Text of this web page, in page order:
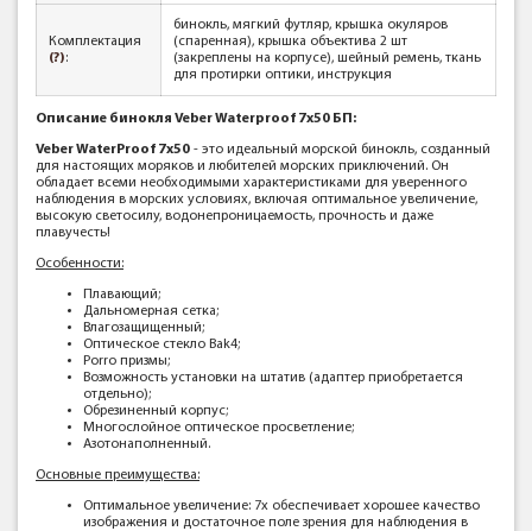
Комплектация
(?):
бинокль, мягкий футляр, крышка окуляров
(спаренная), крышка объектива 2 шт
(закреплены на корпусе), шейный ремень, ткань
для протирки оптики, инструкция
Описание бинокля Veber Waterproof 7x50 БП:
Veber WaterProof 7x50 - это идеальный морской бинокль, созданный
для настоящих моряков и любителей морских приключений. Он
обладает всеми необходимыми характеристиками для уверенного
наблюдения в морских условиях, включая оптимальное увеличение,
высокую светосилу, водонепроницаемость, прочность и даже
плавучесть!
Особенности:
Плавающий;
Дальномерная сетка;
Влагозащищенный;
Оптическое стекло Bak4;
Porro призмы;
Возможность установки на штатив (адаптер приобретается
отдельно);
Обрезиненный корпус;
Многослойное оптическое просветление;
Азотонаполненный.
Основные преимущества:
Оптимальное увеличение: 7х обеспечивает хорошее качество
изображения и достаточное поле зрения для наблюдения в